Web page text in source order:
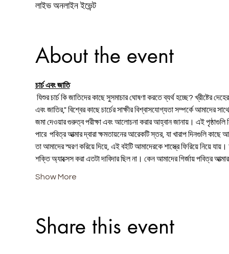
লাইভ অনলাইন ইভেন্ট
About the event
চার্চ এবং জাতি
এবং জাতির," বিশ্বের কাছে চার্চের সাক্ষীর বিশ্বাসযোগ্যতা সম্পর্কে আমাদের
জমা দেওয়ার গুরুত্ব পরীক্ষা এবং আলোচনা করার আহ্বান জানায়। এই
পারে  পবিত্র আত্মার দ্বারা ক্ষমতায়নের আরেকটি স্তর, যা খারাপ দিনগুলি
তা আমাদের স্মরণ করিয়ে দিয়ে, এই বইটি আমাদেরকে শাস্ত্রে ফিরিয়ে নিয়ে
শক্তি অ্যাক্সেস করা এতটা দাবিদার ছিল না। কেন আমাদের গির্জায় পবিত্র
Show More
Share this event